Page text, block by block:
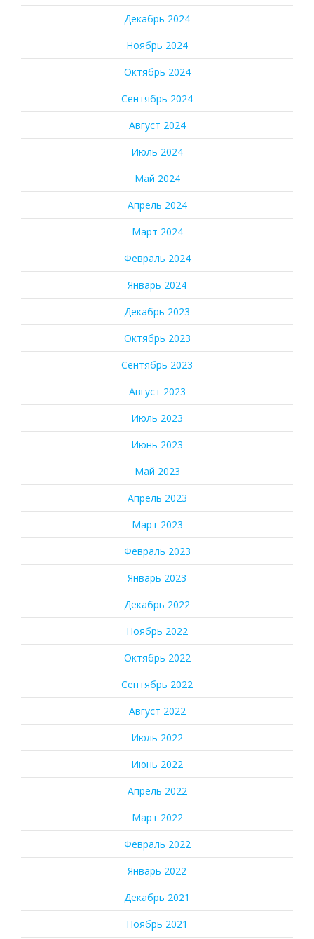
Декабрь 2024
Ноябрь 2024
Октябрь 2024
Сентябрь 2024
Август 2024
Июль 2024
Май 2024
Апрель 2024
Март 2024
Февраль 2024
Январь 2024
Декабрь 2023
Октябрь 2023
Сентябрь 2023
Август 2023
Июль 2023
Июнь 2023
Май 2023
Апрель 2023
Март 2023
Февраль 2023
Январь 2023
Декабрь 2022
Ноябрь 2022
Октябрь 2022
Сентябрь 2022
Август 2022
Июль 2022
Июнь 2022
Апрель 2022
Март 2022
Февраль 2022
Январь 2022
Декабрь 2021
Ноябрь 2021